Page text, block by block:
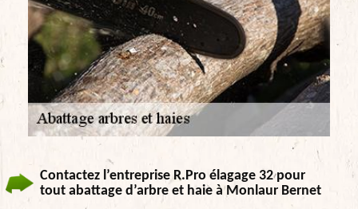
Contactez l’entreprise R.Pro élagage 32 pour
tout abattage d’arbre et haie à Monlaur Bernet